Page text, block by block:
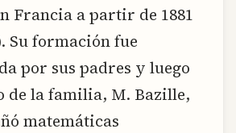
Francia a partir de 1881
Su formación fue
por sus padres y luego
de la familia, M. Bazille,
matemáticas